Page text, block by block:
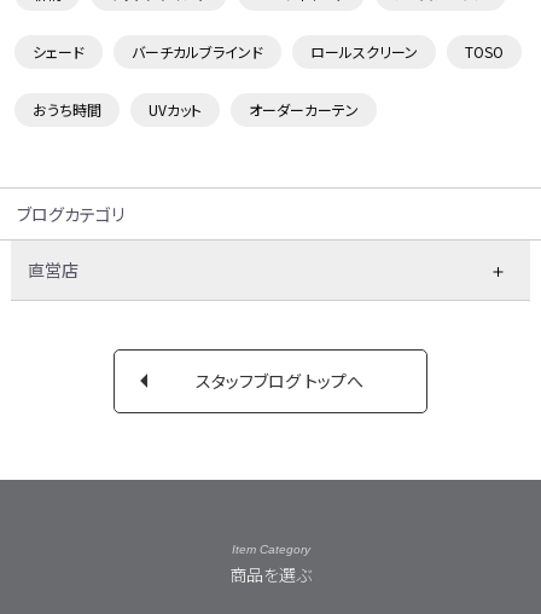
シェード バーチカルブラインド ロールスクリーン TOSO
おうち時間 UVカット オーダーカーテン
ブログカテゴリ
直営店
スタッフブログ トップへ
Item Category
商品を選ぶ